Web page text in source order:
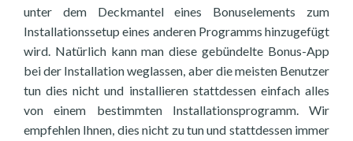
unter dem Deckmantel eines Bonuselements zum
Installationssetup eines anderen Programms hinzugefügt
wird. Natürlich kann man diese gebündelte Bonus-App
bei der Installation weglassen, aber die meisten Benutzer
tun dies nicht und installieren stattdessen einfach alles
von einem bestimmten Installationsprogramm. Wir
empfehlen Ihnen, dies nicht zu tun und stattdessen immer